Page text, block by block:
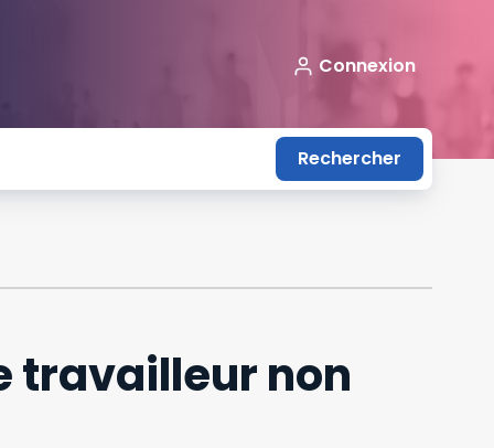
Connexion
Rechercher
travailleur non